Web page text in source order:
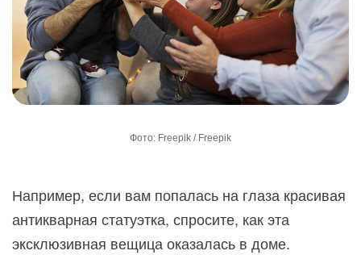
Фото: Freepik / Freepik
Например, если вам попалась на глаза красивая
антикварная статуэтка, спросите, как эта
эксклюзивная вещица оказалась в доме.